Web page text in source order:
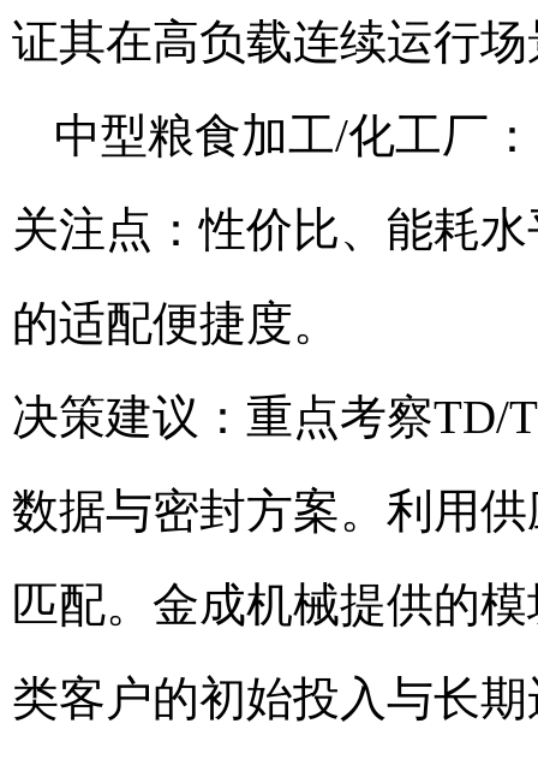
证其在高负载连续运行
中型粮食加工/化工厂：
关注点：性价比、能耗
的适配便捷度。
决策建议：重点考察TD/
数据与密封方案。利用
匹配。金成机械提供的
类客户的初始投入与长